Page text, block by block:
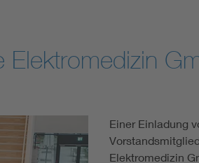
Elektromedizin
Einer Einladung
Elektromedizin